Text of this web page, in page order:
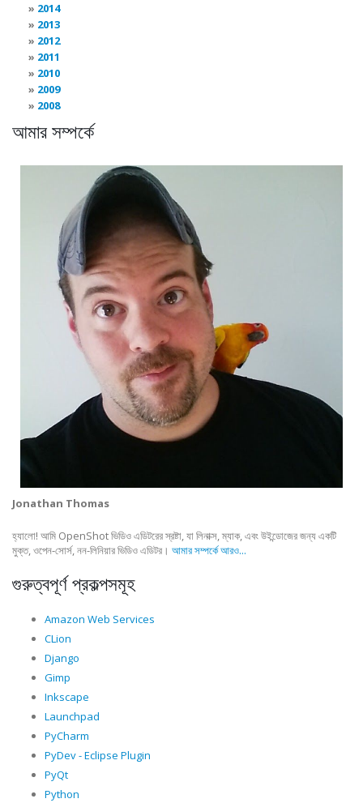
2014
2013
2012
2011
2010
2009
2008
আমার সম্পর্কে
Jonathan Thomas
হ্যালো! আমি OpenShot ভিডিও এডিটরের স্রষ্টা, যা লিনাক্স, ম্যাক, এবং উইন্ডোজের জন্য একটি
মুক্ত, ওপেন-সোর্স, নন-লিনিয়ার ভিডিও এডিটর। আমার সম্পর্কে আরও...
গুরুত্বপূর্ণ প্রকল্পসমূহ
Amazon Web Services
CLion
Django
Gimp
Inkscape
Launchpad
PyCharm
PyDev - Eclipse Plugin
PyQt
Python